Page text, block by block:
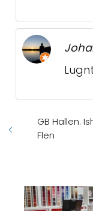
GB Hallen.
Flen